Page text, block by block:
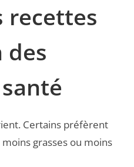
recettes
des
Certains préfèrent
grasses ou moins